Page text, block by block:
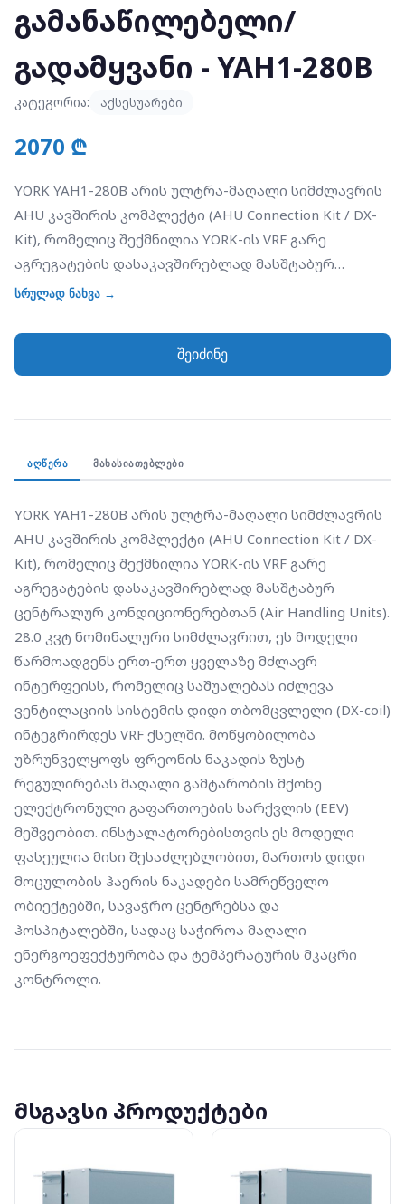
გამანაწილებელი/
გადამყვანი - YAH1-280B
კატეგორია: აქსესუარები
2070 ₾
YORK YAH1-280B არის ულტრა-მაღალი სიმძლავრის
AHU კავშირის კომპლექტი (AHU Connection Kit / DX-
Kit), რომელიც შექმნილია YORK-ის VRF გარე
აგრეგატების დასაკავშირებლად მასშტაბურ
ცენტრალურ კონდიციონერებთან (Air Handling Units).
წარმოადგენს ერთ-ერთ ყველაზე მძლავრ
ინტერფეისს, რომელიც საშუალებას იძლევა
რეგულირებას მაღალი გამტარობის მქონე
ელექტრონული გაფართოების სარქვლის (EEV)
მეშვეობით. ინსტალატორებისთვის ეს მოდელი
ფასეულია მისი შესაძლებლობით, მართოს დიდი
მოცულობის ჰაერის ნაკადები სამრეწველო
ობიექტებში, სავაჭრო ცენტრებსა და
ჰოსპიტალებში, სადაც საჭიროა მაღალი
ენერგოეფექტურობა და ტემპერატურის მკაცრი
კონტროლი.
სრულად ნახვა →
შეიძინე
ᲐᲦᲬᲔᲠᲐ ᲛᲐᲮᲐᲡᲘᲐᲗᲔᲑᲚᲔᲑᲘ
YORK YAH1-280B არის ულტრა-მაღალი სიმძლავრის
AHU კავშირის კომპლექტი (AHU Connection Kit / DX-
Kit), რომელიც შექმნილია YORK-ის VRF გარე
აგრეგატების დასაკავშირებლად მასშტაბურ
ცენტრალურ კონდიციონერებთან (Air Handling Units).
28.0 კვტ ნომინალური სიმძლავრით, ეს მოდელი
წარმოადგენს ერთ-ერთ ყველაზე მძლავრ
ინტერფეისს, რომელიც საშუალებას იძლევა
ვენტილაციის სისტემის დიდი თბომცვლელი (DX-coil)
ინტეგრირდეს VRF ქსელში. მოწყობილობა
უზრუნველყოფს ფრეონის ნაკადის ზუსტ
რეგულირებას მაღალი გამტარობის მქონე
ელექტრონული გაფართოების სარქვლის (EEV)
მეშვეობით. ინსტალატორებისთვის ეს მოდელი
ფასეულია მისი შესაძლებლობით, მართოს დიდი
მოცულობის ჰაერის ნაკადები სამრეწველო
ობიექტებში, სავაჭრო ცენტრებსა და
ჰოსპიტალებში, სადაც საჭიროა მაღალი
ენერგოეფექტურობა და ტემპერატურის მკაცრი
კონტროლი.
მსგავსი პროდუქტები